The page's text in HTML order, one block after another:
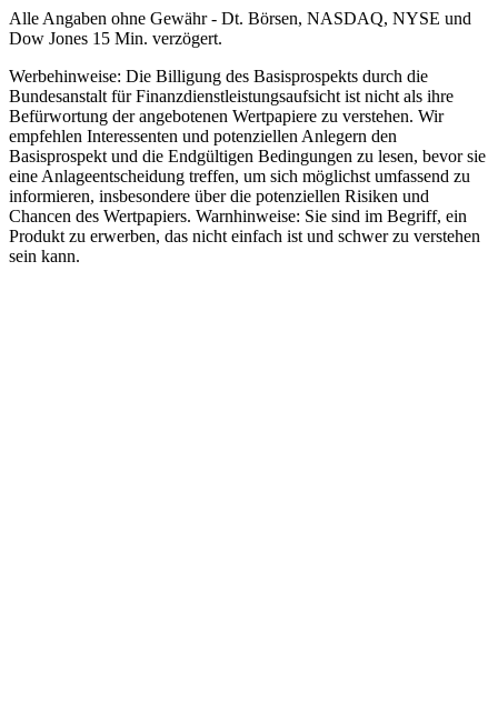
Alle Angaben ohne Gewähr - Dt. Börsen, NASDAQ, NYSE und
Dow Jones 15 Min. verzögert.
Werbehinweise: Die Billigung des Basisprospekts durch die
Bundesanstalt für Finanzdienstleistungsaufsicht ist nicht als ihre
Befürwortung der angebotenen Wertpapiere zu verstehen. Wir
empfehlen Interessenten und potenziellen Anlegern den
Basisprospekt und die Endgültigen Bedingungen zu lesen, bevor sie
eine Anlageentscheidung treffen, um sich möglichst umfassend zu
informieren, insbesondere über die potenziellen Risiken und
Chancen des Wertpapiers. Warnhinweise: Sie sind im Begriff, ein
Produkt zu erwerben, das nicht einfach ist und schwer zu verstehen
sein kann.